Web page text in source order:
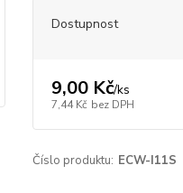
Dostupnost
9,00 Kč/ks
7,44 Kč bez DPH
Číslo produktu: ECW-I11S